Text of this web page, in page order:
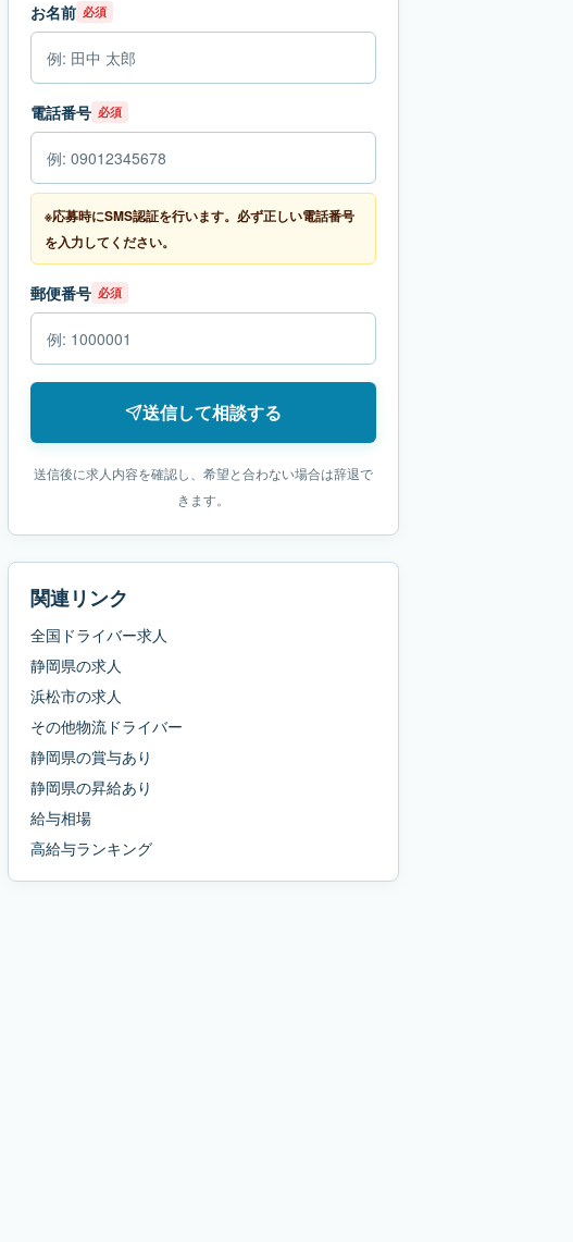
お名前 必須
電話番号 必須
※応募時にSMS認証を行います。必ず正しい電話番号
を入力してください。
郵便番号 必須
送信して相談する
送信後に求人内容を確認し、希望と合わない場合は辞退で
きます。
関連リンク
全国ドライバー求人
静岡県の求人
浜松市の求人
その他物流ドライバー
静岡県の賞与あり
静岡県の昇給あり
給与相場
高給与ランキング